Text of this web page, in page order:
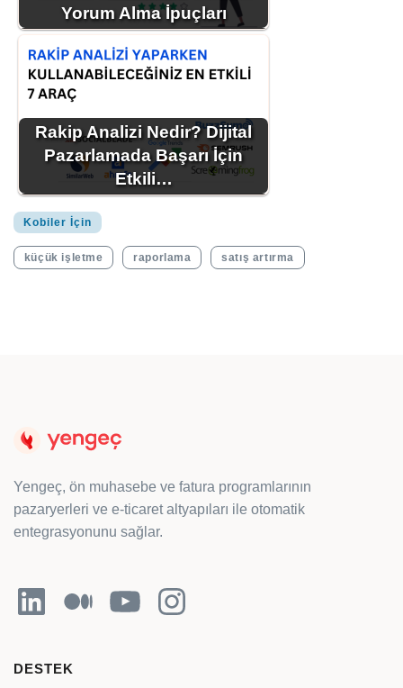
Yorum Alma İpuçları
Rakip Analizi Nedir? Dijital
Pazarlamada Başarı İçin
Etkili…
Kobiler İçin
küçük işletme raporlama satış artırma
Yengeç, ön muhasebe ve fatura programlarının
pazaryerleri ve e-ticaret altyapıları ile otomatik
entegrasyonunu sağlar.
LinkedInOrta YouTubeInstagram
DESTEK